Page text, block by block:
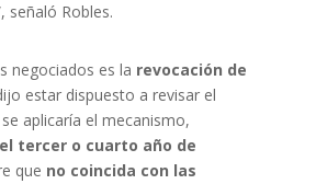
señaló Robles.
negociados es la revocación de
estar dispuesto a revisar el
aplicaría el mecanismo,
tercer o cuarto año de
que no coincida con las